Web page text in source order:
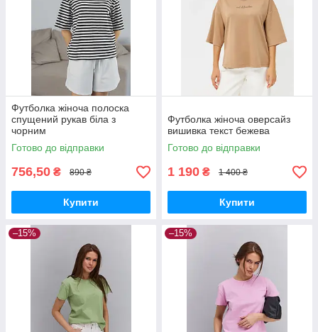
Футболка жіноча полоска
спущений рукав біла з
чорним
Готово до відправки
756,50 ₴ 890 ₴
Купити
Футболка жіноча оверсайз
вишивка текст бежева
Готово до відправки
1 190 ₴ 1 400 ₴
Купити
–15% –15%